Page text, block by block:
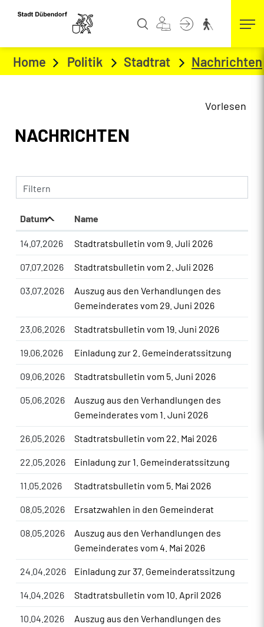
Kopfzeile
Vorlesen
Home Politik Stadtrat Nachrichten
Inhalt
NACHRICHTEN
Filtern
Datum Name
14.07.2026 Stadtratsbulletin vom 9. Juli 2026
07.07.2026 Stadtratsbulletin vom 2. Juli 2026
03.07.2026
Auszug aus den Verhandlungen des
Gemeinderates vom 29. Juni 2026
23.06.2026 Stadtratsbulletin vom 19. Juni 2026
19.06.2026 Einladung zur 2. Gemeinderatssitzung
09.06.2026 Stadtratsbulletin vom 5. Juni 2026
05.06.2026
Auszug aus den Verhandlungen des
Gemeinderates vom 1. Juni 2026
26.05.2026 Stadtratsbulletin vom 22. Mai 2026
22.05.2026 Einladung zur 1. Gemeinderatssitzung
11.05.2026 Stadtratsbulletin vom 5. Mai 2026
08.05.2026 Ersatzwahlen in den Gemeinderat
08.05.2026
Auszug aus den Verhandlungen des
Gemeinderates vom 4. Mai 2026
24.04.2026 Einladung zur 37. Gemeinderatssitzung
14.04.2026 Stadtratsbulletin vom 10. April 2026
10.04.2026
Auszug aus den Verhandlungen des